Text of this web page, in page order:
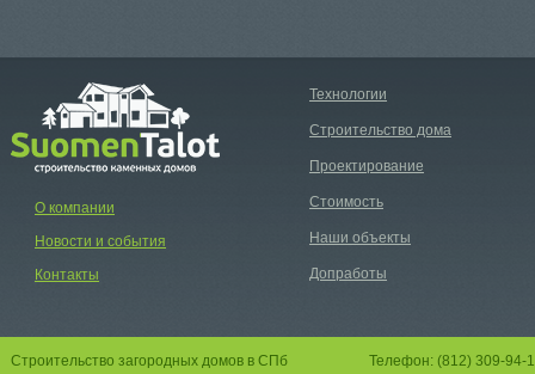
О компании
Новости и события
Контакты
Технологии
Строительство дома
Проектирование
Стоимость
Наши объекты
Допработы
Строительство загородных домов в СПб Телефон: (812) 309-94-